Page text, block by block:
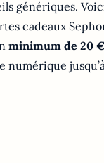
génériques.
cadeaux
minimum de 20
numérique